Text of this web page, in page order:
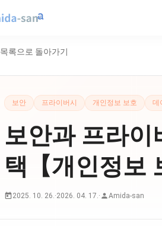
목록으로 돌아가기
보안 프라이버시 개인정보 보호 데
보안과 프라이
택【개인정보
2025. 10. 26.·2026. 04. 17.· Amida-san